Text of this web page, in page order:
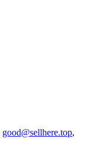
good@sellhere.top,